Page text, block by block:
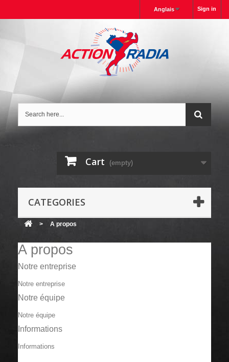
Sign in
Anglais
Cart (empty)
CATEGORIES
> A propos
A propos
Notre entreprise
Notre entreprise
Notre équipe
Notre équipe
Informations
Informations